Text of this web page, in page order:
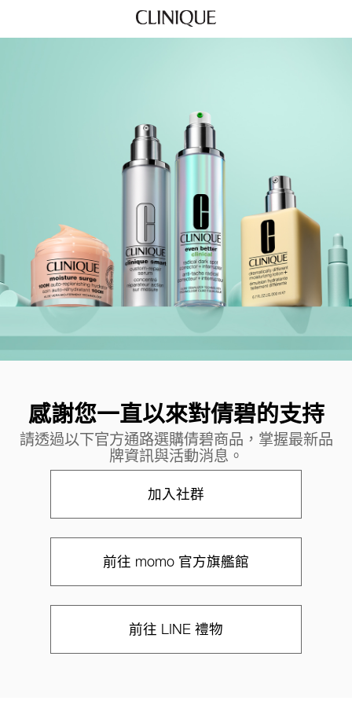
感謝您一直以來對倩碧的支持
請透過以下官方通路選購倩碧商品，掌握最新品
牌資訊與活動消息。
加入社群
前往 momo 官方旗艦館
前往 LINE 禮物